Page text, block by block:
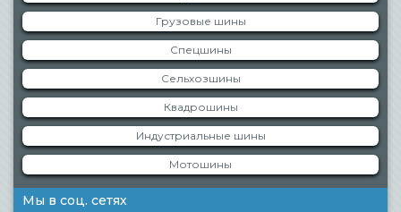
Грузовые шины
Спецшины
Сельхозшины
Квадрошины
Индустриальные шины
Мотошины
Мы в соц. сетях